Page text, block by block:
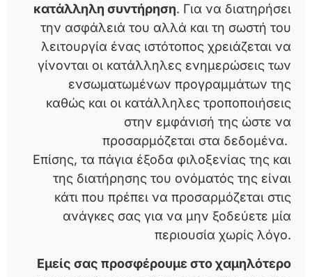
κατάλληλη συντήρηση. Για να διατηρήσει
την ασφάλειά του αλλά και τη σωστή του
λειτουργία ένας ιστότοπος χρειάζεται να
γίνονται οι κατάλληλες ενημερώσεις των
ενσωματωμένων προγραμμάτων της
καθώς και οι κατάλληλες τροποποιήσεις
στην εμφάνισή της ώστε να
προσαρμόζεται στα δεδομένα.
Επίσης, τα πάγια έξοδα φιλοξενίας της και
της διατήρησης του ονόματός της είναι
κάτι που πρέπει να προσαρμόζεται στις
ανάγκες σας για να μην ξοδεύετε μία
περιουσία χωρίς λόγο.
Εμείς σας προσφέρουμε στο χαμηλότερο